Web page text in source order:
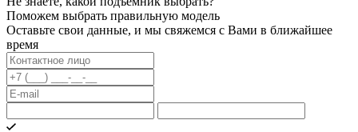
Поможем выбрать правильную модель
Оставьте свои данные, и мы свяжемся с Вами в ближайшее
время